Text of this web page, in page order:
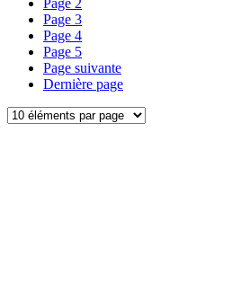
Page 2
Page 3
Page 4
Page 5
Page suivante
Dernière page